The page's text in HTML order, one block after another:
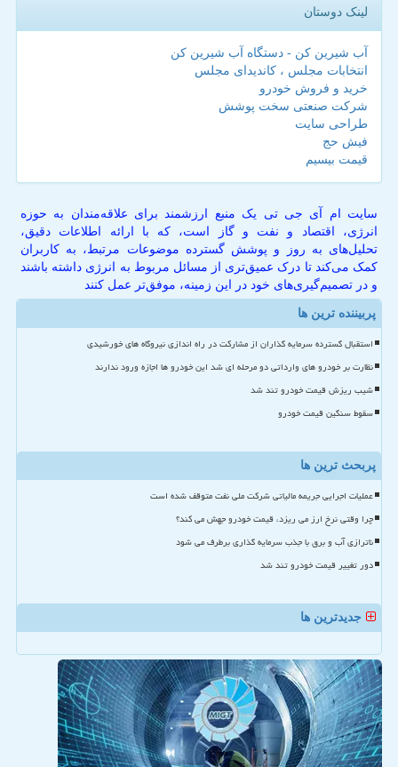
لینک دوستان
آب شیرین کن - دستگاه آب شیرین کن
انتخابات مجلس ، کاندیدای مجلس
خرید و فروش خودرو
شرکت صنعتی سخت پوشش
طراحی سایت
فیش حج
قیمت بیسیم
سایت ام آی جی تی یک منبع ارزشمند برای علاقه‌مندان به حوزه
انرژی، اقتصاد و نفت و گاز است، که با ارائه اطلاعات دقیق،
تحلیل‌های به روز و پوشش گسترده موضوعات مرتبط، به کاربران
کمک می‌کند تا درک عمیق‌تری از مسائل مربوط به انرژی داشته باشند
و در تصمیم‌گیری‌های خود در این زمینه، موفق‌تر عمل کنند
پربیننده ترین ها
استقبال گسترده سرمایه گذاران از مشارکت در راه اندازی نیروگاه های خورشیدی
نظارت بر خودرو های وارداتی دو مرحله ای شد این خودرو ها اجازه ورود ندارند
شیب ریزش قیمت خودرو تند شد
سقوط سنگین قیمت خودرو
پربحث ترین ها
عملیات اجرایی جریمه مالیاتی شرکت ملی نفت متوقف شده است
چرا وقتی نرخ ارز می ریزد، قیمت خودرو جهش می کند؟
ناترازی آب و برق با جذب سرمایه گذاری برطرف می شود
دور تغییر قیمت خودرو تند شد
جدیدترین ها